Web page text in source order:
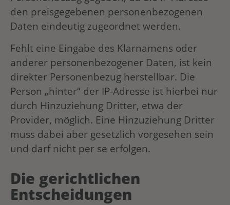
den preisgegebenen personenbezogenen
Daten eindeutig zugeordnet werden.
Fehlt eine Eingabe des Klarnamens oder
anderer personenbezogener Daten, ist kein
direkter Personenbezug herstellbar. Die
Person „hinter“ der IP-Adresse ist hierbei nur
durch Hinzuziehung Dritter, etwa der
Provider, möglich. Eine Hinzuziehung Dritter
muss dabei aber gesetzlich vorgesehen sein
und darf nicht per se erfolgen.
Die gerichtlichen
Entscheidungen